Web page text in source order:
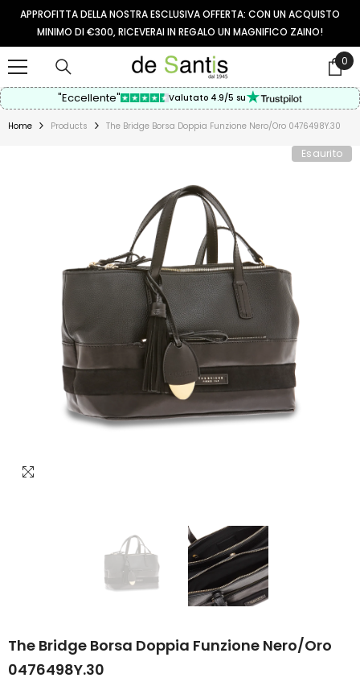
VAI AL CONTENUTO
APPROFITTA DELLA NOSTRA ESCLUSIVA OFFERTA: CON UN ACQUISTO
MINIMO DI €300, RICEVERAI IN REGALO UN MAGNIFICO ZAINO!
0
0
"Eccellente" Valutato 4.9/5 su
Home Products The Bridge Borsa Doppia Funzione Nero/oro 0476498Y.30
Esaurito
The Bridge Borsa Doppia Funzione Nero/oro
0476498Y.30